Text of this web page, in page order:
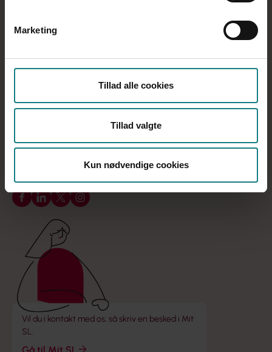
Marketing
Tillad alle cookies
Tillad valgte
Kun nødvendige cookies
7248 6000
Mandag
09:00 - 15:00
Følg os på Facebook
Følg os på LinkedIn
Følg os på X
Følg os på Instagram
Vil du i kontakt med os, så skriv en besked i Mit
SL.